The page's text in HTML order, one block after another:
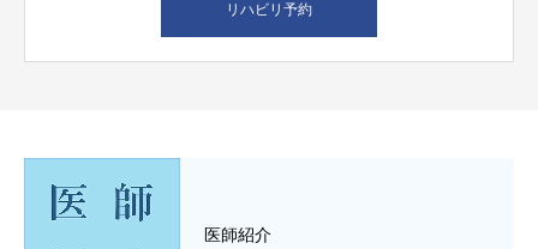
リハビリ予約
医師紹介